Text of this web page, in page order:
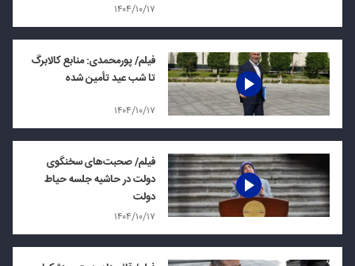
۱۴۰۴/۱۰/۱۷
فیلم/ پورمحمدی: منابع کالابرگ
تا شب عید تأمین شده
۱۴۰۴/۱۰/۱۷
فیلم/ صحبت‌های سخنگوی
دولت در حاشیه جلسه حیاط
دولت
۱۴۰۴/۱۰/۱۷